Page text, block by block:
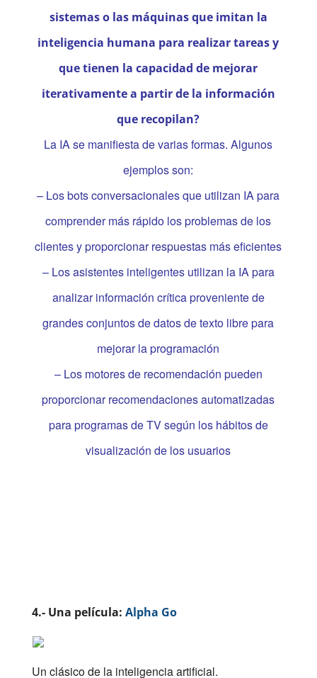
sistemas o las máquinas que imitan la
inteligencia humana para realizar tareas y
que tienen la capacidad de mejorar
iterativamente a partir de la información
que recopilan?
La IA se manifiesta de varias formas. Algunos
ejemplos son:
– Los bots conversacionales que utilizan IA para
comprender más rápido los problemas de los
clientes y proporcionar respuestas más eficientes
– Los asistentes inteligentes utilizan la IA para
analizar información crítica proveniente de
grandes conjuntos de datos de texto libre para
mejorar la programación
– Los motores de recomendación pueden
proporcionar recomendaciones automatizadas
para programas de TV según los hábitos de
visualización de los usuarios
4.- Una película: Alpha Go
Un clásico de la inteligencia artificial.